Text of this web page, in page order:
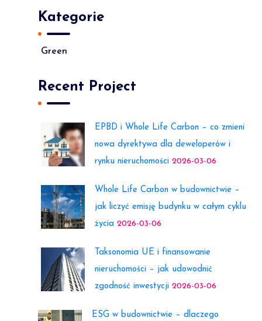
Kategorie
Green
Recent Project
EPBD i Whole Life Carbon – co zmieni
nowa dyrektywa dla deweloperów i
rynku nieruchomości 2026-03-06
Whole Life Carbon w budownictwie –
jak liczyć emisję budynku w całym cyklu
życia 2026-03-06
Taksonomia UE i finansowanie
nieruchomości – jak udowodnić
zgodność inwestycji 2026-03-06
ESG w budownictwie – dlaczego